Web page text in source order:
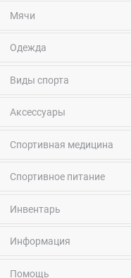
Мячи
Одежда
Виды спорта
Аксессуары
Спортивная медицина
Спортивное питание
Инвентарь
Информация
Помощь